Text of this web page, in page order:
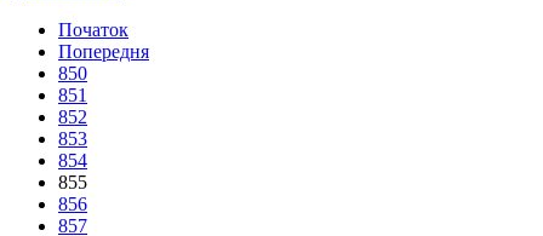
Початок
Попередня
850
851
852
853
854
855
856
857